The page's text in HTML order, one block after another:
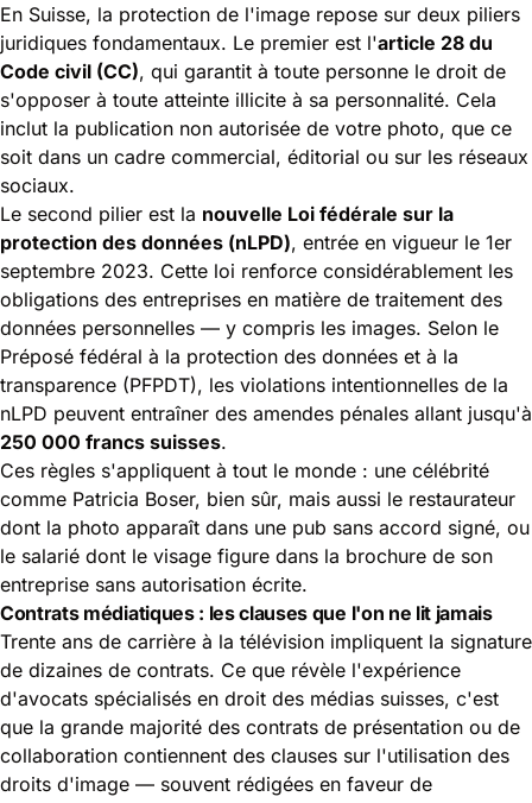
En Suisse, la protection de l'image repose sur deux piliers
juridiques fondamentaux. Le premier est l'article 28 du
Code civil (CC), qui garantit à toute personne le droit de
s'opposer à toute atteinte illicite à sa personnalité. Cela
inclut la publication non autorisée de votre photo, que ce
soit dans un cadre commercial, éditorial ou sur les réseaux
sociaux.
Le second pilier est la nouvelle Loi fédérale sur la
protection des données (nLPD), entrée en vigueur le 1er
septembre 2023. Cette loi renforce considérablement les
obligations des entreprises en matière de traitement des
données personnelles — y compris les images. Selon le
Préposé fédéral à la protection des données et à la
transparence (PFPDT), les violations intentionnelles de la
nLPD peuvent entraîner des amendes pénales allant jusqu'à
250 000 francs suisses.
Ces règles s'appliquent à tout le monde : une célébrité
comme Patricia Boser, bien sûr, mais aussi le restaurateur
dont la photo apparaît dans une pub sans accord signé, ou
le salarié dont le visage figure dans la brochure de son
entreprise sans autorisation écrite.
Contrats médiatiques : les clauses que l'on ne lit jamais
Trente ans de carrière à la télévision impliquent la signature
de dizaines de contrats. Ce que révèle l'expérience
d'avocats spécialisés en droit des médias suisses, c'est
que la grande majorité des contrats de présentation ou de
collaboration contiennent des clauses sur l'utilisation des
droits d'image — souvent rédigées en faveur de